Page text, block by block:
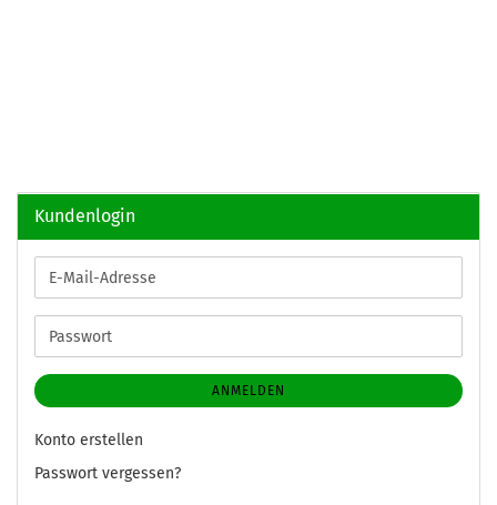
Kundenlogin
E-
Mail-
Adresse
Passwort
ANMELDEN
Konto erstellen
Passwort vergessen?